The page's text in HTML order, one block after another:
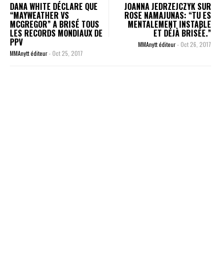
DANA WHITE DÉCLARE QUE
“MAYWEATHER VS
MCGREGOR” A BRISÉ TOUS
LES RECORDS MONDIAUX DE
PPV
MMAnytt éditeur- Oct 25, 2017
JOANNA JEDRZEJCZYK SUR
ROSE NAMAJUNAS: “TU ES
MENTALEMENT INSTABLE
ET DÉJÀ BRISÉE.”
MMAnytt éditeur- Oct 26, 2017